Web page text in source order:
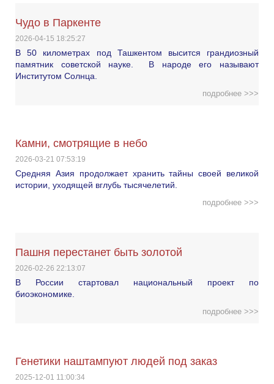
Чудо в Паркенте
2026-04-15 18:25:27
В 50 километрах под Ташкентом высится грандиозный
памятник советской науке. В народе его называют
Институтом Солнца.
подробнее >>>
Камни, смотрящие в небо
2026-03-21 07:53:19
Средняя Азия продолжает хранить тайны своей великой
истории, уходящей вглубь тысячелетий.
подробнее >>>
Пашня перестанет быть золотой
2026-02-26 22:13:07
В России стартовал национальный проект по
биоэкономике.
подробнее >>>
Генетики наштампуют людей под заказ
2025-12-01 11:00:34